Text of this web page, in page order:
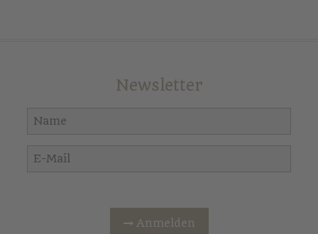
Newsletter
Anmelden